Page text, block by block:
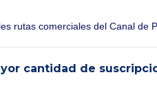
rutas comerciales del Canal de
cantidad de